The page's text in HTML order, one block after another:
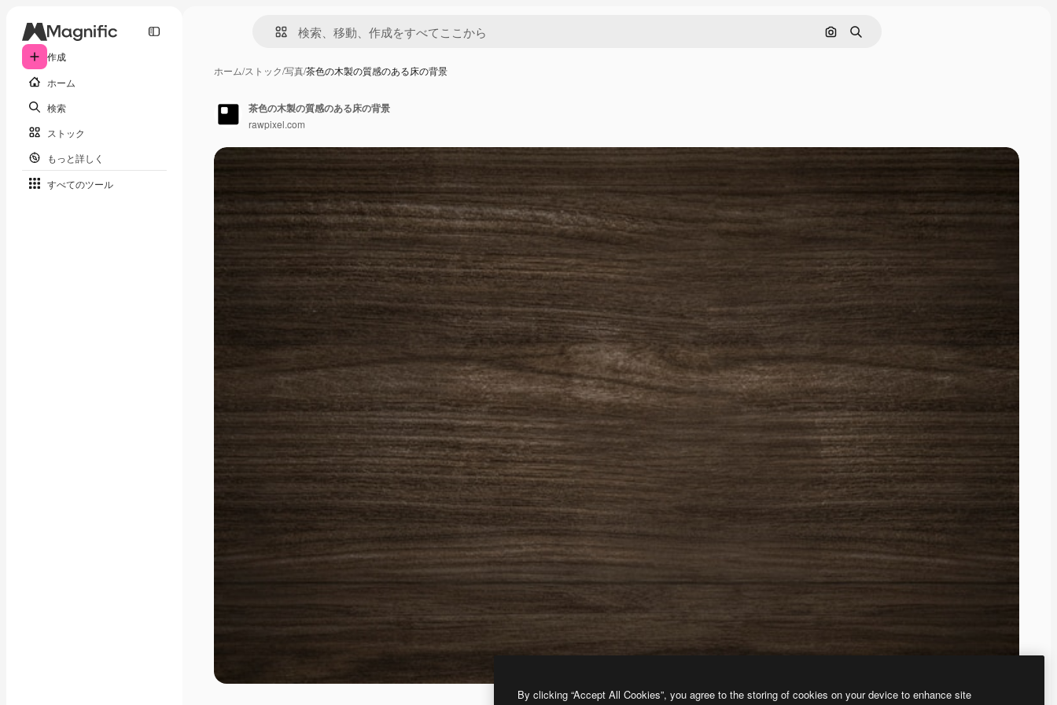
作成
ホーム
検索
ストック
もっと詳しく
すべてのツール
画像で検索
検索
ホーム/ストック/写真/茶色の木製の質感のある床の背景
茶色の木製の質感のある床の背景
rawpixel.com
By clicking “Accept All Cookies”, you agree to the storing of cookies on your device to enhance site